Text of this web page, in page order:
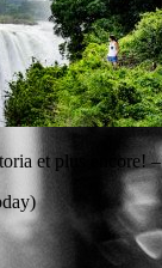
et plus encore!